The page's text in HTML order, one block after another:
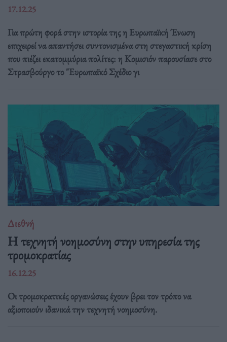
17.12.25
Για πρώτη φορά στην ιστορία της η Ευρωπαϊκή Ένωση
επιχειρεί να απαντήσει συντονισμένα στη στεγαστική κρίση
που πιέζει εκατομμύρια πολίτες: η Κομισιόν παρουσίασε στο
Στρασβούργο το "Ευρωπαϊκό Σχέδιο γι
Διεθνή
Η τεχνητή νοημοσύνη στην υπηρεσία της
τρομοκρατίας
16.12.25
Οι τρομοκρατικές οργανώσεις έχουν βρει τον τρόπο να
αξιοποιούν ιδανικά την τεχνητή νοημοσύνη.